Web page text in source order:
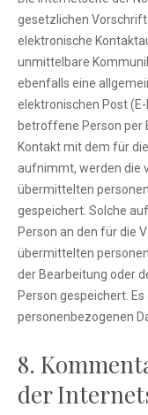
gesetzlichen
elektronische
unmittelbare
ebenfalls eine
elektronischen Post
betroffene Person per
Kontakt mit dem für
aufnimmt, werden die
übermittelten
gespeichert. Solche
Person an den für die
übermittelten
der Bearbeitung oder
Person gespeichert.
personenbezogenen
8.
der